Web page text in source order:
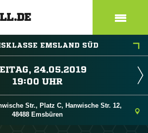
EMSLAND SÜD

 
Str., Platz C, Hanwische Str. 12,
48488 Emsbüren